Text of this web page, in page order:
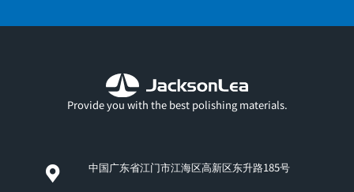
Provide you with the best polishing materials.
中国广东省江门市江海区高新区东升路185号